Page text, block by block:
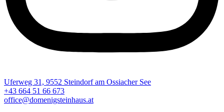
Uferweg 31, 9552 Steindorf am Ossiacher See
+43 664 51 66 673
office@domenigsteinhaus.at